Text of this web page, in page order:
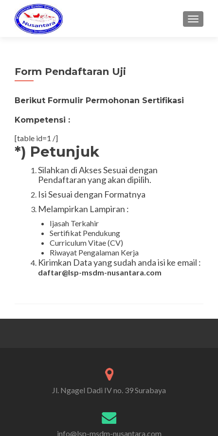
MENU
Form Pendaftaran Uji
Berikut Formulir Permohonan Sertifikasi
Kompetensi :
[table id=1 /]
*) Petunjuk
Silahkan di Akses Sesuai dengan
Pendaftaran yang akan dipilih.
Isi Sesuai dengan Formatnya
Melampirkan Lampiran :
Ijasah Terkahir
Sertifikat Pendukung
Curriculum Vitae (CV)
Riwayat Pengalaman Kerja
Kirimkan Data yang sudah anda isi ke email :
daftar@lsp-msdm-nusantara.com
Jl. Ngagel Dadi IV no. 39 Surabaya
info@lsp-msdm-nusantara.com